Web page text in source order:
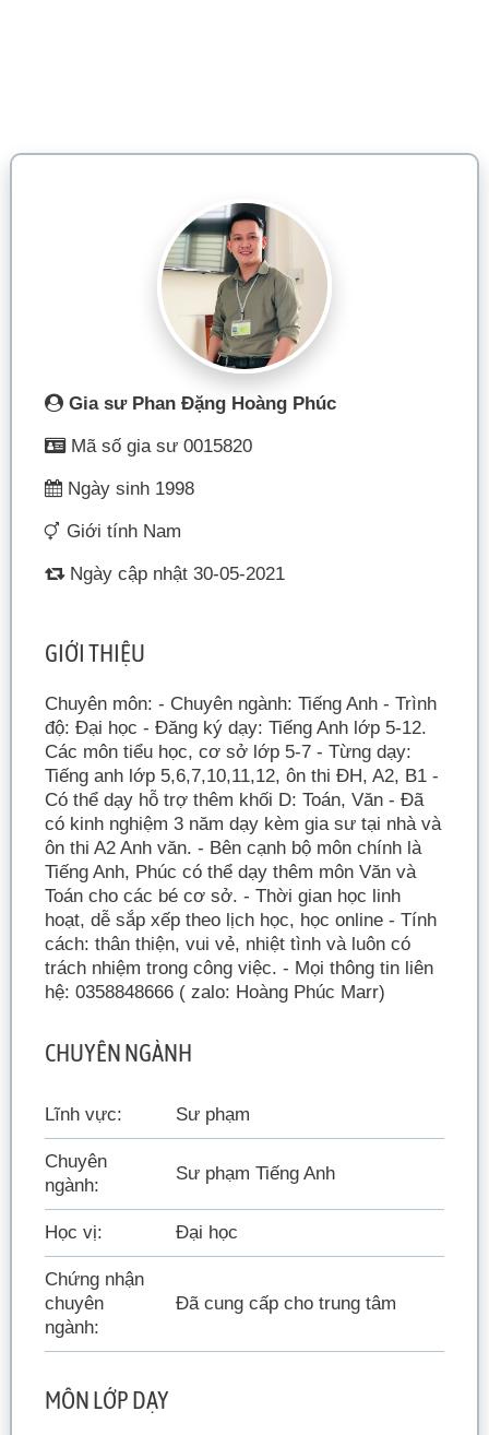
Gia sư Phan Đặng Hoàng Phúc
Mã số gia sư 0015820
Ngày sinh 1998
Giới tính Nam
Ngày cập nhật 30-05-2021
GIỚI THIỆU
Chuyên môn: - Chuyên ngành: Tiếng Anh - Trình
độ: Đại học - Đăng ký dạy: Tiếng Anh lớp 5-12.
Các môn tiểu học, cơ sở lớp 5-7 - Từng dạy:
Tiếng anh lớp 5,6,7,10,11,12, ôn thi ĐH, A2, B1 -
Có thể dạy hỗ trợ thêm khối D: Toán, Văn - Đã
có kinh nghiệm 3 năm dạy kèm gia sư tại nhà và
ôn thi A2 Anh văn. - Bên cạnh bộ môn chính là
Tiếng Anh, Phúc có thể dạy thêm môn Văn và
Toán cho các bé cơ sở. - Thời gian học linh
hoạt, dễ sắp xếp theo lịch học, học online - Tính
cách: thân thiện, vui vẻ, nhiệt tình và luôn có
trách nhiệm trong công việc. - Mọi thông tin liên
hệ: 0358848666 ( zalo: Hoàng Phúc Marr)
CHUYÊN NGÀNH
Lĩnh vực: Sư phạm
Chuyên
ngành:
Sư phạm Tiếng Anh
Học vị: Đại học
Chứng nhận
chuyên
ngành:
Đã cung cấp cho trung tâm
MÔN LỚP DẠY